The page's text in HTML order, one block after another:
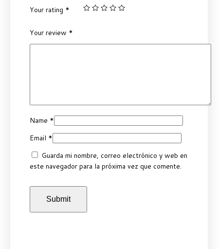
Your rating *
Your review *
Name *
Email *
Guarda mi nombre, correo electrónico y web en
este navegador para la próxima vez que comente.